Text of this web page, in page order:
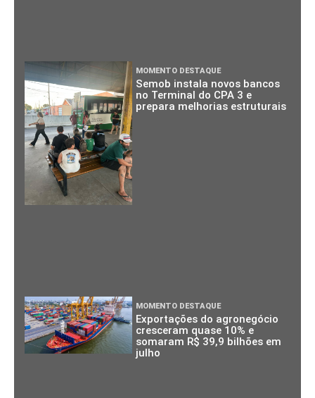
MOMENTO DESTAQUE
Semob instala novos bancos
no Terminal do CPA 3 e
prepara melhorias estruturais
MOMENTO DESTAQUE
Exportações do agronegócio
cresceram quase 10% e
somaram R$ 39,9 bilhões em
julho